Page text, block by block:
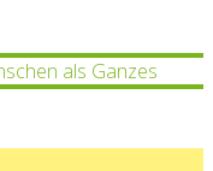
als Ganzes